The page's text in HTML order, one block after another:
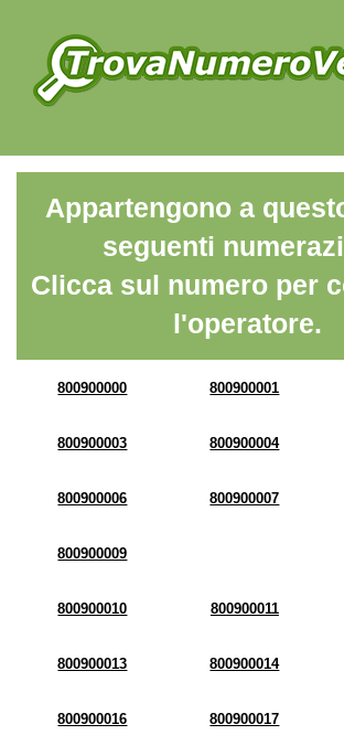
Appartengono a
seguenti
Clicca sul numero per
l'operatore.
800900000 800900001
800900003 800900004
800900006 800900007
800900009
800900010 800900011
800900013 800900014
800900016 800900017